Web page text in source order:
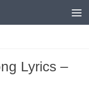
Lyrics –